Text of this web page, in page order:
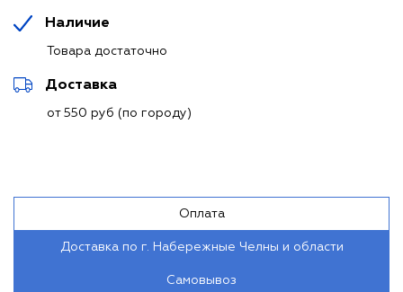
Наличие
Товара достаточно
Доставка
от 550 руб (по городу)
Оплата
Доставка по г. Набережные Челны и области
Самовывоз